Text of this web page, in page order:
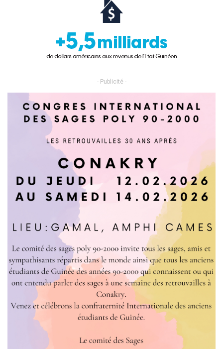
- Publicité -